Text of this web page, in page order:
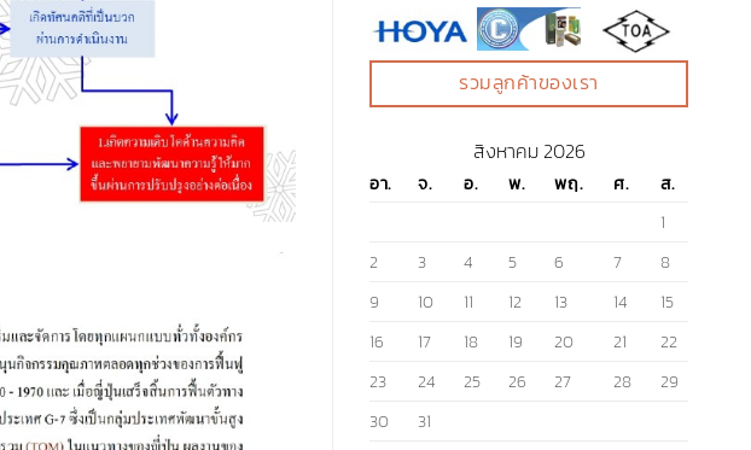
รวมลูกค้าของเรา
สิงหาคม 2026
อา. จ. อ. พ. พฤ. ศ.
ส.
1
2
3 4 5 6 7
8
9
10 11 12 13 14
15
16
17 18 19 20 21
22
23
24 25 26 27 28
29
30
31